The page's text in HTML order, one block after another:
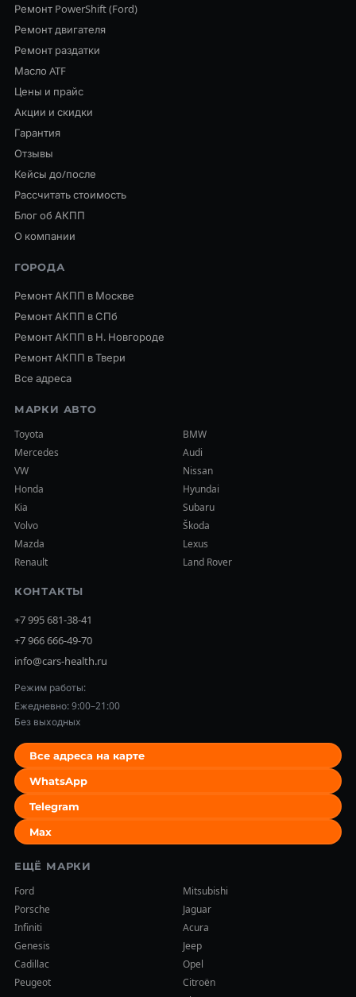
Ремонт PowerShift (Ford)
Ремонт двигателя
Ремонт раздатки
Масло ATF
Цены и прайс
Акции и скидки
Гарантия
Отзывы
Кейсы до/после
Рассчитать стоимость
Блог об АКПП
О компании
ГОРОДА
Ремонт АКПП в Москве
Ремонт АКПП в СПб
Ремонт АКПП в Н. Новгороде
Ремонт АКПП в Твери
Все адреса
МАРКИ АВТО
Toyota
BMW
Mercedes
Audi
VW
Nissan
Honda
Hyundai
Kia
Subaru
Volvo
Škoda
Mazda
Lexus
Renault
Land Rover
КОНТАКТЫ
+7 995 681-38-41
+7 966 666-49-70
info@cars-health.ru
Режим работы:
Ежедневно: 9:00–21:00
Без выходных
Все адреса на карте
WhatsApp
Telegram
Max
ЕЩЁ МАРКИ
Ford
Mitsubishi
Porsche
Jaguar
Infiniti
Acura
Genesis
Jeep
Cadillac
Opel
Peugeot
Citroën